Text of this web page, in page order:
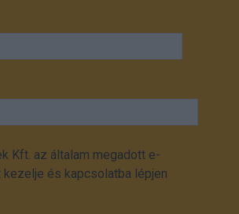
Kft. az általam megadott e-
és kapcsolatba lépjen